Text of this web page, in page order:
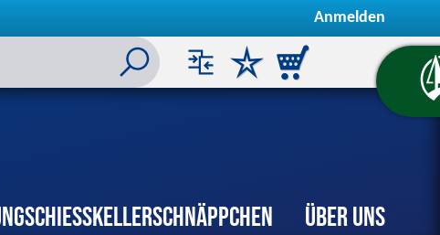
Anmelden
SchiesskellerSchnäppchen Über uns